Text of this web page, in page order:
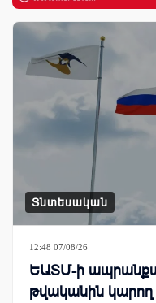
Տնտեսական
12:48 07/08/26
ԵԱՏՄ-ի
թվականին կարող